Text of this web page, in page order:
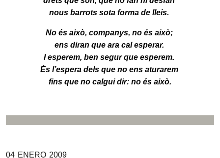
nous barrots sota forma de lleis.
No és això, companys, no és això;
ens diran que ara cal esperar.
I esperem, ben segur que esperem.
És l’espera dels que no ens aturarem
fins que no calgui dir: no és això.
04 ENERO 2009